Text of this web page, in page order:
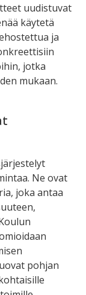
uudistuvat
käytetä
ja
jotka
mukaan.
Ne ovat
joka antaa
pohjan